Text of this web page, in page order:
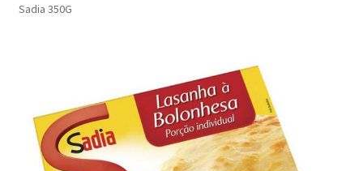
Sadia 350G